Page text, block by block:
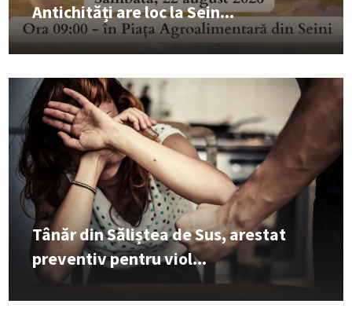
Antichități are loc la Sein...
Tânăr din Săliștea de Sus, arestat
preventiv pentru viol...